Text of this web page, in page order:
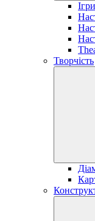
Творчість